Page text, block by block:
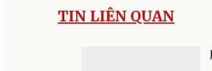
TIN LIÊN QUAN